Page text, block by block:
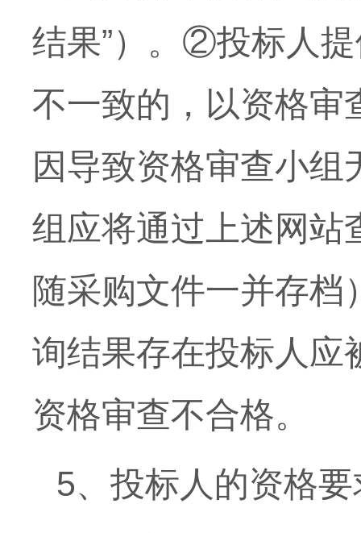
结果”）。②投标人
不一致的，以资格
因导致资格审查小
组应将通过上述网站
随采购文件一并存
询结果存在投标人应
资格审查不合格。
5、投标人的资格要